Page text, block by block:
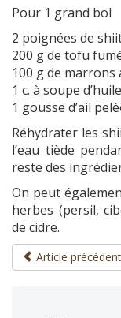
Pour 1 grand bol
2 poignées de
200 g de tofu
100 g de
1 c. à soupe
1 gousse d’ail
Réhydrater les
l’eau tiède
reste des
On peut
herbes (persil,
de cidre.
Article précédent